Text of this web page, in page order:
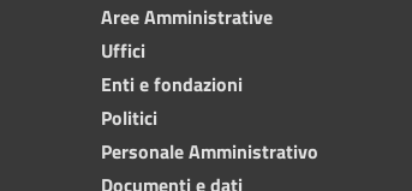
Aree Amministrative
Uffici
Enti e fondazioni
Politici
Personale Amministrativo
Documenti e dati